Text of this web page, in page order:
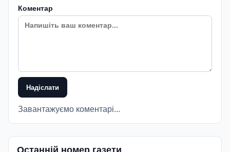
Коментар
Надіслати
Завантажуємо коментарі...